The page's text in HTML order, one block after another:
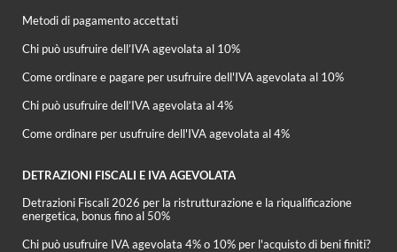
Metodi di pagamento accettati
Chi può usufruire dell’IVA agevolata al 10%
Come ordinare e pagare per usufruire dell'IVA agevolata al 10%
Chi può usufruire dell’IVA agevolata al 4%
Come ordinare per usufruire dell'IVA agevolata al 4%
DETRAZIONI FISCALI E IVA AGEVOLATA
Detrazioni Fiscali 2026 per la ristrutturazione e la riqualificazione
energetica, bonus fino al 50%
Chi può usufruire IVA agevolata 4% o 10% per l'acquisto di beni finiti?